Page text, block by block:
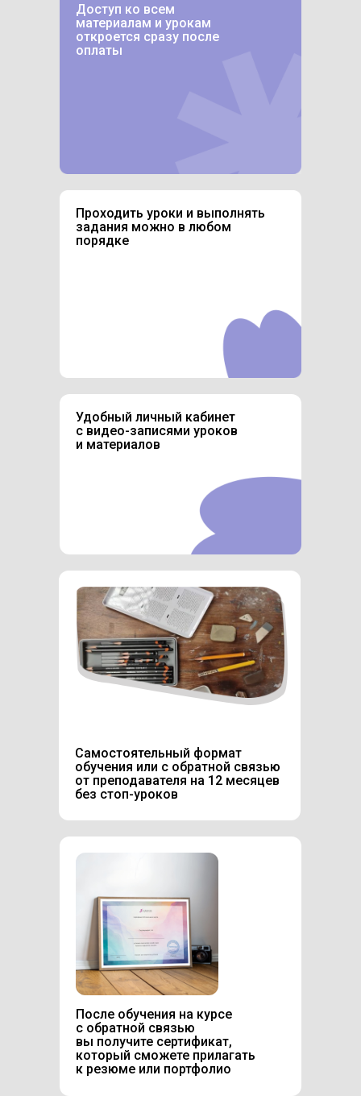
Проходить уроки и выполнять
задания можно в любом
порядке
Доступ ко всем
материалам и урокам
откроется сразу после
оплаты
Удобный личный кабинет
с видео-записями уроков
и материалов
Самостоятельный формат
обучения или с обратной связью
от преподавателя на 12 месяцев
без стоп-уроков
После обучения на курсе
с обратной связью
вы получите сертификат,
который сможете прилагать
к резюме или портфолио